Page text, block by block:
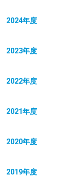
2024年度
2023年度
2022年度
2021年度
2020年度
2019年度